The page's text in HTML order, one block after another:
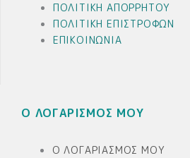
ΠΟΛΙΤΙΚΉ ΑΠΟΡΡΉΤΟΥ
ΠΟΛΙΤΙΚΉ ΕΠΙΣΤΡΟΦΏΝ
ΕΠΙΚΟΙΝΩΝΊΑ
Ο ΛΟΓΑΡΙΣΜΟΣ ΜΟΥ
Ο ΛΟΓΑΡΙΑΣΜΌΣ ΜΟΥ